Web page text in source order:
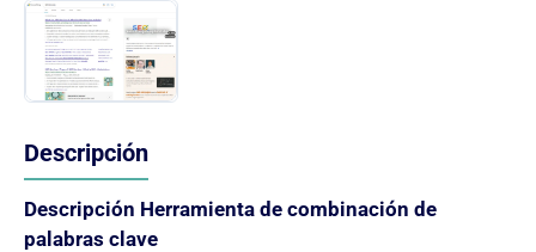
Descripción
Descripción Herramienta de combinación de
palabras clave